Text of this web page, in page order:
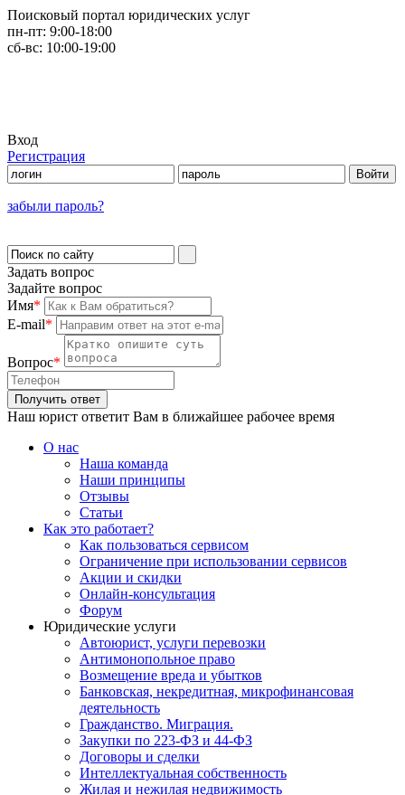
Поисковый портал юридических услуг
пн-пт: 9:00-18:00
сб-вс: 10:00-19:00
Вход
Регистрация
забыли пароль?
Задать вопрос
Задайте вопрос
Имя*
E-mail*
Вопрос*
Наш юрист ответит Вам в ближайшее рабочее время
О нас
Наша команда
Наши принципы
Отзывы
Статьи
Как это работает?
Как пользоваться сервисом
Ограничение при использовании сервисов
Акции и скидки
Онлайн-консультация
Форум
Юридические услуги
Автоюрист, услуги перевозки
Антимонопольное право
Возмещение вреда и убытков
Банковская, некредитная, микрофинансовая
деятельность
Гражданство. Миграция.
Закупки по 223-ФЗ и 44-ФЗ
Договоры и сделки
Интеллектуальная собственность
Жилая и нежилая недвижимость